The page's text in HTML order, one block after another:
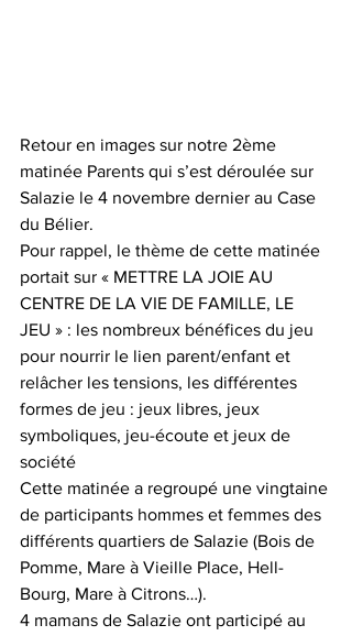
Retour en images sur notre 2ème
matinée Parents qui s’est déroulée sur
Salazie le 4 novembre dernier au Case
du Bélier.
Pour rappel, le thème de cette matinée
portait sur « METTRE LA JOIE AU
CENTRE DE LA VIE DE FAMILLE, LE
JEU » : les nombreux bénéfices du jeu
pour nourrir le lien parent/enfant et
relâcher les tensions, les différentes
formes de jeu : jeux libres, jeux
symboliques, jeu-écoute et jeux de
société
Cette matinée a regroupé une vingtaine
de participants hommes et femmes des
différents quartiers de Salazie (Bois de
Pomme, Mare à Vieille Place, Hell-
Bourg, Mare à Citrons…).
4 mamans de Salazie ont participé au